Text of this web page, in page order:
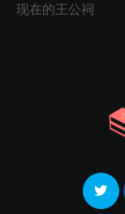
现在的王公祠